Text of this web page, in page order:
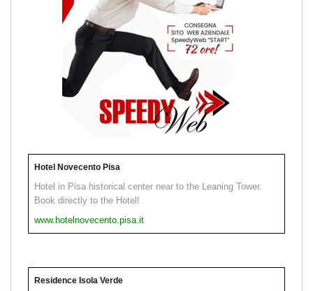
Hotel Novecento Pisa
Hotel in Pisa historical center near to the Leaning Tower.
Book directly to the Hotel!
www.hotelnovecento.pisa.it
Residence Isola Verde